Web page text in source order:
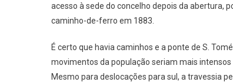
acesso à sede do concelho depois da abertura,
caminho-de-ferro em 1883.
É certo que havia caminhos e a ponte de S.
movimentos da população seriam mais intensos
Mesmo para deslocações para sul, a travessia